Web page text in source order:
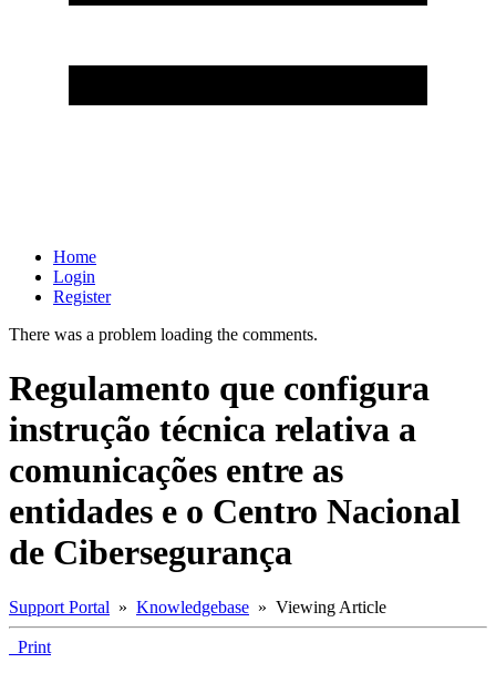
Home
Login
Register
There was a problem loading the comments.
Regulamento que configura
instrução técnica relativa a
comunicações entre as
entidades e o Centro Nacional
de Cibersegurança
Support Portal » Knowledgebase » Viewing Article
Print